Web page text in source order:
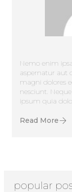
Nemo enim
aspernatur aut
magni dolores
nesciunt.
ipsum quia
Read More
popular